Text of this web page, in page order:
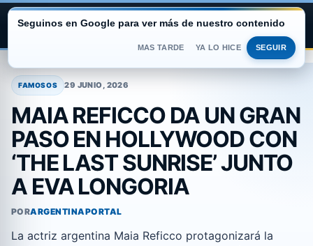
contenido
ARGENTINA PORTAL
FAMOSOS 29 JUNIO, 2026
MAIA REFICCO DA UN GRAN
PASO EN HOLLYWOOD CON
‘THE LAST SUNRISE’ JUNTO
A EVA LONGORIA
PORARGENTINAPORTAL
La actriz argentina Maia Reficco protagonizará la
Seguinos en Google para ver más de nuestro contenido
MAS TARDE YA LO HICE SEGUIR